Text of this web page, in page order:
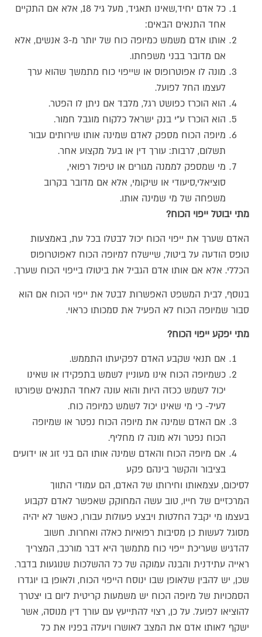
כל אדם יחיד,שאינו תאגיד, מעל גיל 18, אלא אם התקיים
אחד התנאים הבאים:
אותו אדם משמש כמיופה כוח של יותר מ-3 אנשים, אלא
אם מדובר בבני משפחתו.
מונה לו אפוטרופוס או שייפוי כוח מתמשך שהוא ערך
לעצמו החל לפועל.
הוא הוכרז כפושט רגל, מלבד אם ניתן לו הפטר.
הוא הוכרז ע"י בנק ישראל כלקוח מוגבל חמור.
מיופה הכוח מספק לאדם שמינה אותו שירותים עבור
תשלום, לרבות: עורך דין או בעל מקצוע אחר.
מי שמספק לממנה מגורים או טיפול רפואי,
סוציאלי,סיעודי או שיקומי, אלא אם מדובר בקרוב
משפחה של מי שמינה אותו.
מתי יבוטל ייפוי הכוח?
האדם שערך את ייפוי הכוח יכול לבטלו בכל עת, באמצעות
טופס הודעה על ביטול, שיישלח למיופה הכוח לאפוטרופוס
הכללי. אלא אם אותו אדם הגביל את ביטולו בייפוי הכוח שערך.
בנוסף, לבית המשפט האפשרות לבטל את ייפוי הכוח אם הוא
סבור שמיופה הכוח לא הפעיל את סמכותו כראוי.
מתי יפקע ייפוי הכוח?
אם תנאי שקבע האדם לפקיעתו התממש.
כשמיופה הכוח אינו מעוניין לשמש בתפקידו או שאינו
יכול לשמש ככזה היות והוא עונה לאחד התנאים שפורטו
לעיל- כי מי שאינו יכול לשמש כמיופה כוח.
אם האדם שמינה את מיופה הכוח נפטר או שמיופה
הכוח נפטר ולא מונה לו מחליף.
אם מיופה הכוח והאדם שמינה אותו הם בני זוג או ידועים
בציבור והקשר בינהם פקע
לסיכום, עצמאותו וחירותו של האדם, הם עמודי התווך
המרכזיים של חייו, טוב עשה המחוקק שאפשר לאדם לקבוע
בעצמו מי יקבל החלטות ויבצע פעולות עבורו, כאשר לא יהיה
מסוגל לעשות כן מסיבות רפואיות כאלה ואחרות. חשוב
להדגיש שעריכת ייפוי כוח מתמשך היא דבר מורכב, המצריך
ראייה עתידנית והבנה עמוקה של כל ההשלכות שנוגעות בדבר.
שכן, יש להבין שלאופן שבו ינוסח הייפוי הכוח, ולאופן בו יוגדרו
הסמכויות של מיופה הכוח יש משמעות קריטית ליום בו יצטרך
להוציאו לפועל. על כן, רצוי להתייעץ עם עורך דין מנוסה, אשר
ישקף לאותו אדם את המצב לאושרו ויעלה בפניו את כל